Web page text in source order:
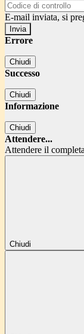
E-mail inviata, si
Errore
Chiudi
Successo
Chiudi
Informazione
Chiudi
Attendere...
Attendere il
Chiudi